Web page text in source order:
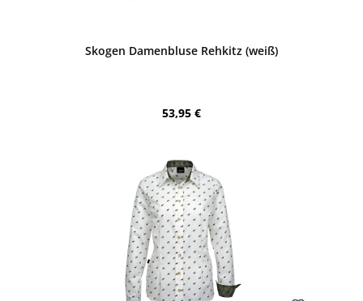
Skogen Damenbluse Rehkitz (weiß)
Regulärer Preis:
53,95 €